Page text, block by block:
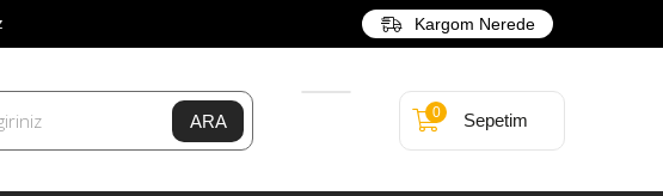
Kargom Nerede
Sepetim
0